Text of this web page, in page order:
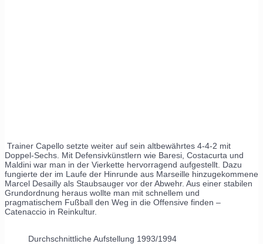
Trainer Capello setzte weiter auf sein altbewährtes 4-4-2 mit
Doppel-Sechs. Mit Defensivkünstlern wie Baresi, Costacurta und
Maldini war man in der Vierkette hervorragend aufgestellt. Dazu
fungierte der im Laufe der Hinrunde aus Marseille hinzugekommene
Marcel Desailly als Staubsauger vor der Abwehr. Aus einer stabilen
Grundordnung heraus wollte man mit schnellem und
pragmatischem Fußball den Weg in die Offensive finden –
Catenaccio in Reinkultur.
Durchschnittliche Aufstellung 1993/1994